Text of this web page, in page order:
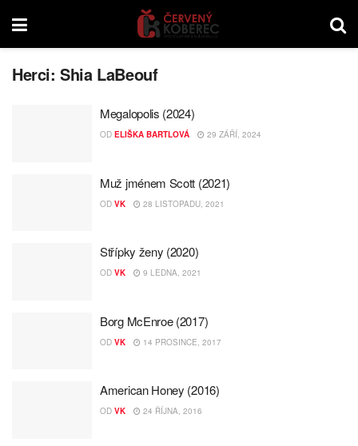
Herci:Shia LaBeouf
Megalopolis (2024)
OD ELIŠKA BARTLOVÁ 29 ZÁŘÍ, 2024
Muž jménem Scott (2021)
OD VK 28 LISTOPADU, 2021
Střípky ženy (2020)
OD VK 9 LEDNA, 2021
Borg McEnroe (2017)
OD VK 14 PROSINCE, 2017
American Honey (2016)
OD VK 24 ŘÍJNA, 2016